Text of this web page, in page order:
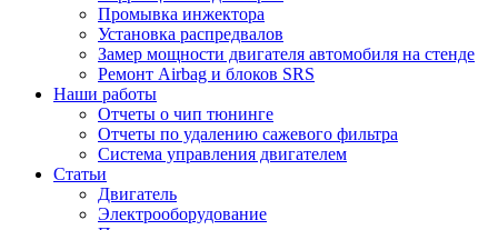
Промывка инжектора
Установка распредвалов
Замер мощности двигателя автомобиля на стенде
Ремонт Airbag и блоков SRS
Наши работы
Отчеты о чип тюнинге
Отчеты по удалению сажевого фильтра
Система управления двигателем
Статьи
Двигатель
Электрооборудование